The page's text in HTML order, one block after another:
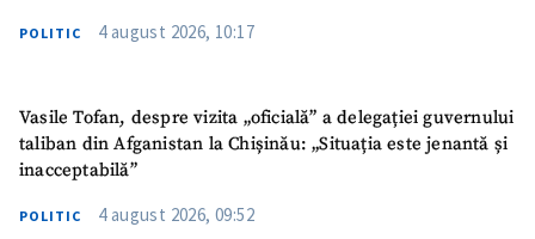
POLITIC 4 august 2026, 10:17
Vasile Tofan, despre vizita „oficială” a delegației guvernului
taliban din Afganistan la Chișinău: „Situația este jenantă și
inacceptabilă”
POLITIC 4 august 2026, 09:52